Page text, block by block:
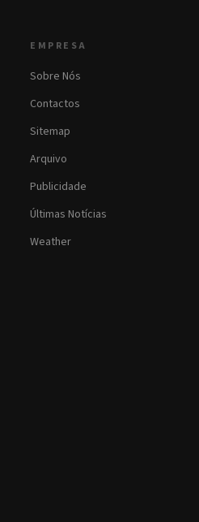
EMPRESA
Sobre Nós
Contactos
Sitemap
Arquivo
Publicidade
Últimas Notícias
Weather